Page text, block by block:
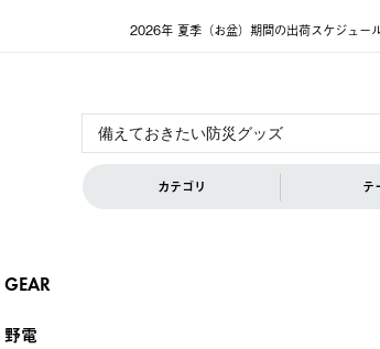
2026年 夏季（お盆）期間の出荷スケジュー
カテゴリ テ
GEAR
野電